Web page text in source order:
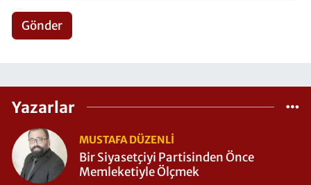
Gönder
Yazarlar
MUSTAFA DÜZENLI
Bir Siyasetçiyi Partisinden Önce
Memleketiyle Ölçmek